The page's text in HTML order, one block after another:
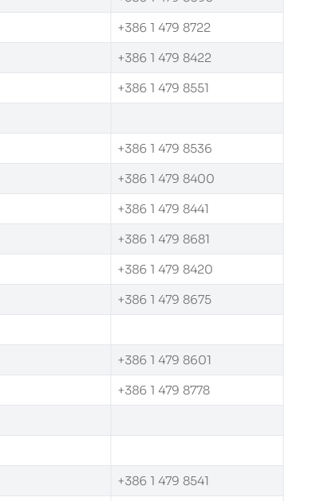
+386 1 479 8722
+386 1 479 8422
+386 1 479 8551
+386 1 479 8536
+386 1 479 8400
+386 1 479 8441
+386 1 479 8681
+386 1 479 8420
+386 1 479 8675
+386 1 479 8601
+386 1 479 8778
+386 1 479 8541